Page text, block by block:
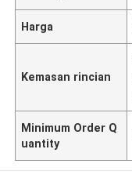
Harga
Kemasan rincian
Minimum Order Q
uantity